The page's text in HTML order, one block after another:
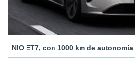
NIO ET7, con 1000 km de autonomía